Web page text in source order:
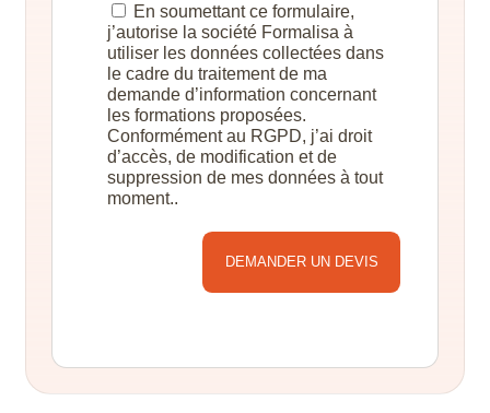
En soumettant ce formulaire,
j’autorise la société Formalisa à
utiliser les données collectées dans
le cadre du traitement de ma
demande d’information concernant
les formations proposées.
Conformément au RGPD, j’ai droit
d’accès, de modification et de
suppression de mes données à tout
moment..